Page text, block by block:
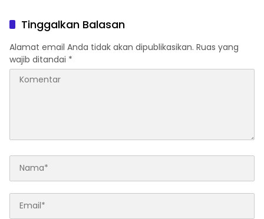
Tinggalkan Balasan
Alamat email Anda tidak akan dipublikasikan. Ruas yang
wajib ditandai *